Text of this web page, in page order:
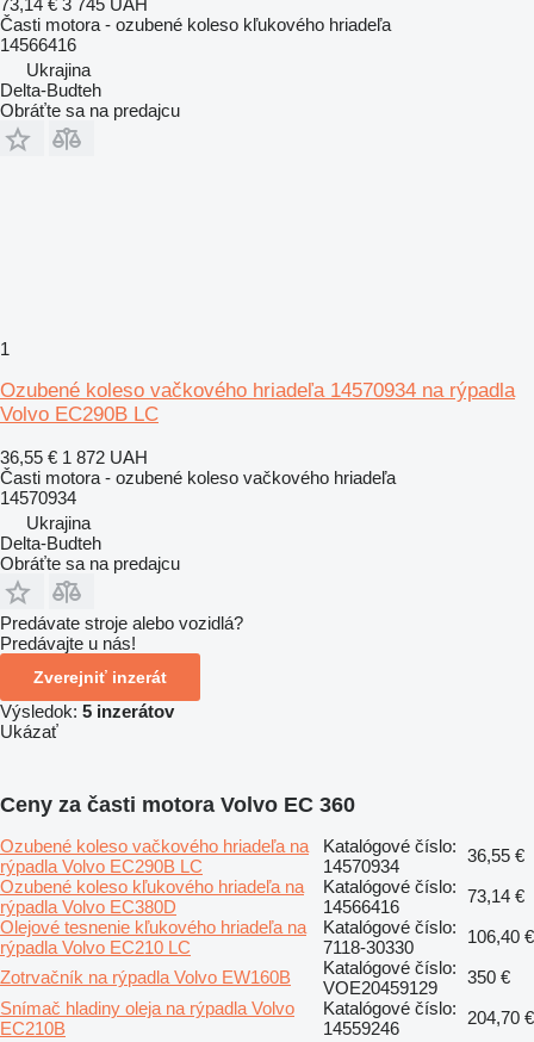
Časti motora - ozubené koleso kľukového hriadeľa
14566416
Ukrajina
Delta-Budteh
Obráťte sa na predajcu
1
Ozubené koleso vačkového hriadeľa 14570934 na rýpadla
Volvo EC290B LC
36,55 € 1 872 UAH
Časti motora - ozubené koleso vačkového hriadeľa
14570934
Ukrajina
Delta-Budteh
Obráťte sa na predajcu
Predávate stroje alebo vozidlá?
Predávajte u nás!
Zverejniť inzerát
Výsledok: 5 inzerátov
Ukázať
Ceny za časti motora Volvo EC 360
Ozubené koleso vačkového hriadeľa na
rýpadla Volvo EC290B LC
Katalógové číslo:
14570934
36,55 €
Ozubené koleso kľukového hriadeľa na
rýpadla Volvo EC380D
Katalógové číslo:
14566416
73,14 €
Olejové tesnenie kľukového hriadeľa na
rýpadla Volvo EC210 LC
Katalógové číslo:
7118-30330
106,40 €
Zotrvačník na rýpadla Volvo EW160B
Katalógové číslo:
VOE20459129
350 €
Snímač hladiny oleja na rýpadla Volvo
EC210B
Katalógové číslo:
14559246
204,70 €